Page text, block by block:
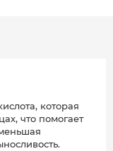
которая
что помогает